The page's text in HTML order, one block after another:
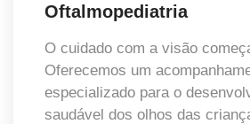
Oftalmopediatria
O cuidado com a visão
Oferecemos um
especializado para o
saudável dos olhos das